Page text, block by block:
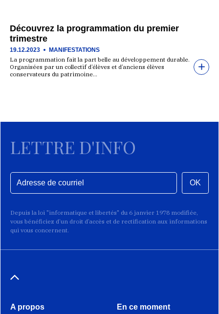
Découvrez la programmation du premier
trimestre
19.12.2023 MANIFESTATIONS
La programmation fait la part belle au développement durable.
Organisées par un collectif d’élèves et d’anciens élèves
conservateurs du patrimoine…
LETTRE D'INFO
OK
Depuis la loi "informatique et libertés" du 6 janvier 1978 modifiée,
vous bénéficiez d’un droit d’accès et de rectification aux informations
qui vous concernent.
A propos En ce moment